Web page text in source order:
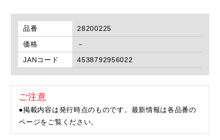
品番
28200225
価格
－
JANコード
4538792956022
ご注意
●掲載内容は発行時点のものです。最新情報は各品番の
ページをご覧ください。